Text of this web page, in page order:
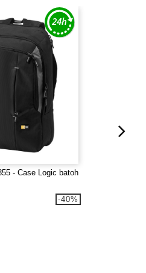
- Case Logic batoh
-40%